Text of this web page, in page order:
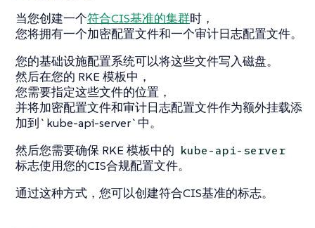
当您创建一个符合CIS基准的集群时，
您将拥有一个加密配置文件和一个审计日志配置文件。
您的基础设施配置系统可以将这些文件写入磁盘。
然后在您的 RKE 模板中，
您需要指定这些文件的位置，
并将加密配置文件和审计日志配置文件作为额外挂载添
加到`kube-api-server`中。
然后您需要确保 RKE 模板中的 kube-api-server
标志使用您的CIS合规配置文件。
通过这种方式，您可以创建符合CIS基准的标志。